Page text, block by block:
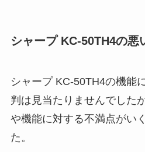
シャープ KC-50TH4の悪
シャープ KC-50TH4の機能
判は見当たりませんでした
や機能に対する不満点がい
た。